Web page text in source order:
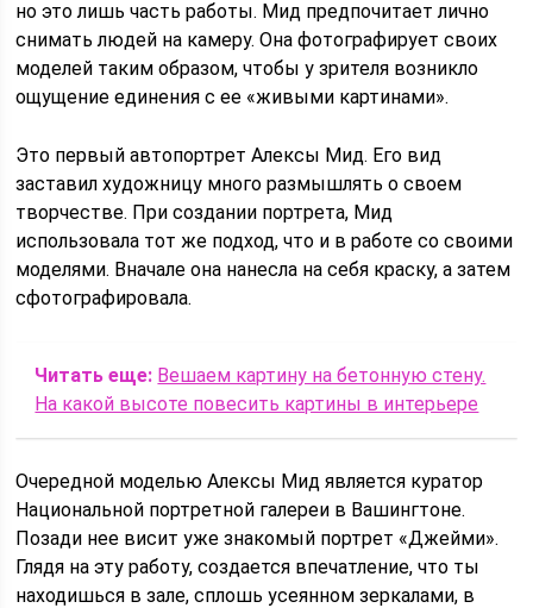
но это лишь часть работы. Мид предпочитает лично
снимать людей на камеру. Она фотографирует своих
моделей таким образом, чтобы у зрителя возникло
ощущение единения с ее «живыми картинами».
Это первый автопортрет Алексы Мид. Его вид
заставил художницу много размышлять о своем
творчестве. При создании портрета, Мид
использовала тот же подход, что и в работе со своими
моделями. Вначале она нанесла на себя краску, а затем
сфотографировала.
Читать еще: Вешаем картину на бетонную стену.
На какой высоте повесить картины в интерьере
Очередной моделью Алексы Мид является куратор
Национальной портретной галереи в Вашингтоне.
Позади нее висит уже знакомый портрет «Джейми».
Глядя на эту работу, создается впечатление, что ты
находишься в зале, сплошь усеянном зеркалами, в